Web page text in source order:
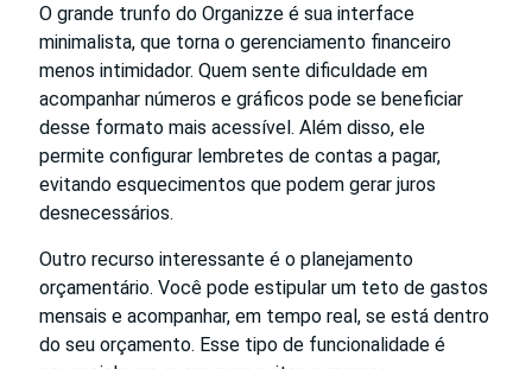
O grande trunfo do Organizze é sua interface
minimalista, que torna o gerenciamento financeiro
menos intimidador. Quem sente dificuldade em
acompanhar números e gráficos pode se beneficiar
desse formato mais acessível. Além disso, ele
permite configurar lembretes de contas a pagar,
evitando esquecimentos que podem gerar juros
desnecessários.
Outro recurso interessante é o planejamento
orçamentário. Você pode estipular um teto de gastos
mensais e acompanhar, em tempo real, se está dentro
do seu orçamento. Esse tipo de funcionalidade é